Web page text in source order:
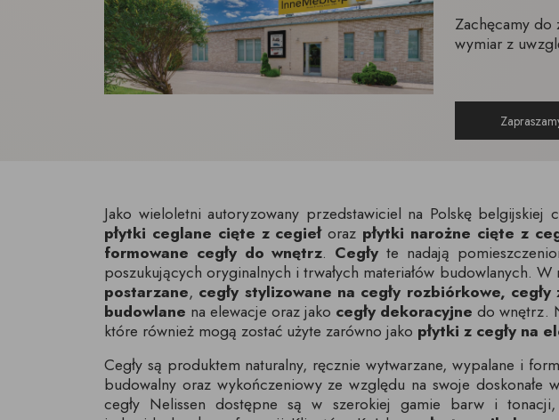
Zachęcamy
wymiar z
Jako wieloletni autoryzowany przedstawiciel na Polskę belgijskiej
płytki ceglane cięte z cegiełoraz płytki narożne cięte z
formowane cegły do wnętrz. Cegły te nadają
poszukujących oryginalnych i trwałych materiałów budowlanych.
postarzane, cegły stylizowane na cegły rozbiórkowe, cegły
budowlane na elewacje oraz jako cegły dekoracyjne do wnętrz.
które również mogą zostać użyte zarówno jako płytki z cegły na
Cegły są produktem naturalny, ręcznie wytwarzane, wypalane i
budowalny oraz wykończeniowy ze względu na swoje doskonałe
cegły Nelissen dostępne są w szerokiej gamie barw i